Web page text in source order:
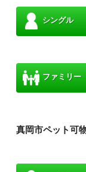
シングル
ファミリー
真岡市ペット可